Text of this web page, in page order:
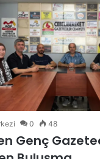
0 48
Genç